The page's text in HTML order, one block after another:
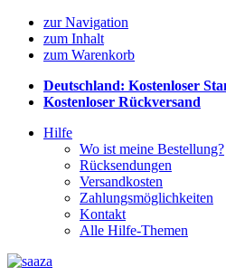
zur Navigation
zum Inhalt
zum Warenkorb
Deutschland: Kostenloser
Kostenloser Rückversand
Hilfe
Wo ist meine Bestellung?
Rücksendungen
Versandkosten
Zahlungsmöglichkeiten
Kontakt
Alle Hilfe-Themen